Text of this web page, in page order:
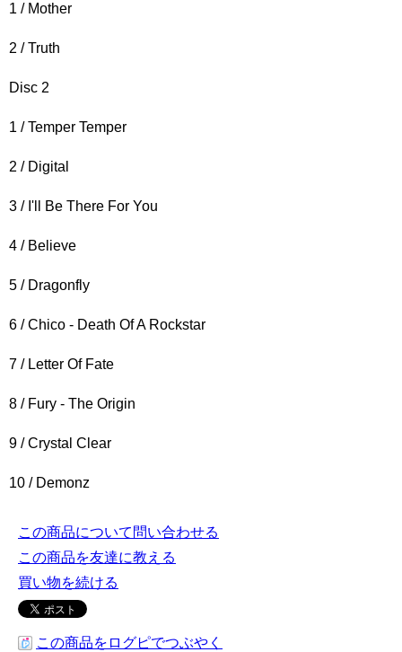
1 / Mother
2 / Truth
Disc 2
1 / Temper Temper
2 / Digital
3 / I'll Be There For You
4 / Believe
5 / Dragonfly
6 / Chico - Death Of A Rockstar
7 / Letter Of Fate
8 / Fury - The Origin
9 / Crystal Clear
10 / Demonz
この商品について問い合わせる
この商品を友達に教える
買い物を続ける
この商品をログピでつぶやく